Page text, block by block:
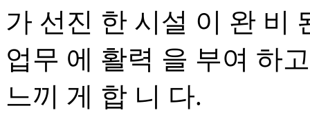
가 선진 한 시설 이 완 비
업무 에 활력 을 부여 하
느끼 게 합 니 다.